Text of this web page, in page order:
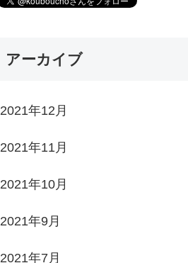
アーカイブ
2021年12月
2021年11月
2021年10月
2021年9月
2021年7月